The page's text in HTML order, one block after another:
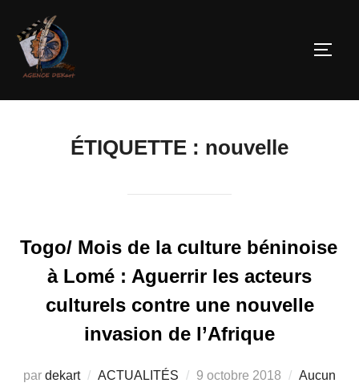
ÉTIQUETTE : nouvelle
Togo/ Mois de la culture béninoise
à Lomé : Aguerrir les acteurs
culturels contre une nouvelle
invasion de l’Afrique
par dekart ACTUALITÉS 9 octobre 2018
Aucun